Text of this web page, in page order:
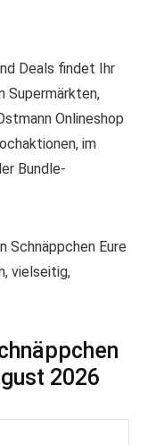
Deals findet Ihr
Supermärkten,
Onlineshop
im
Bundle-
Schnäppchen Eure
vielseitig,
2026